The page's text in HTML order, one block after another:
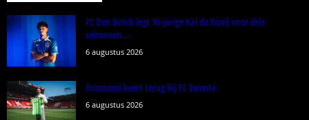
FC Den Bosch legt 16-jarige Kai de Rooij voor drie
seizoenen...
6 augustus 2026
Drommel keert terug bij FC Twente
6 augustus 2026